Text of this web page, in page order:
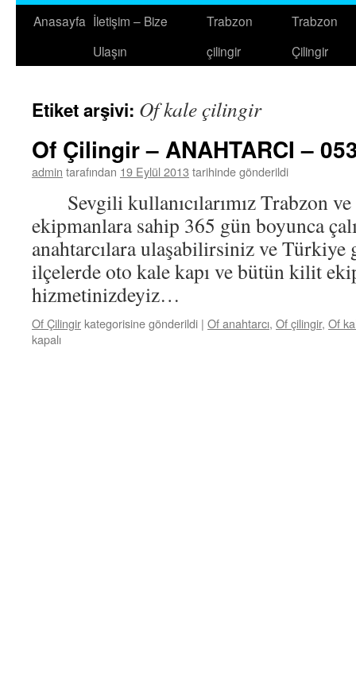
İçeriğe
Anasayfa İletişim – Bize
Ulaşın
Trabzon
çilingir
Trabzon
Çilingir
Etiket arşivi: Of kale çilingir
Of Çilingir – ANAHTARCI –
admin tarafından 19 Eylül 2013 tarihinde gönderildi
Sevgili kullanıcılarımız Trabzon
ekipmanlara sahip 365 gün boyunca
anahtarcılara ulaşabilirsiniz ve Türkiye
ilçelerde oto kale kapı ve bütün kilit
hizmetinizdeyiz…
Of Çilingir kategorisine gönderildi | Of anahtarcı, Of çilingir, Of
kapalı